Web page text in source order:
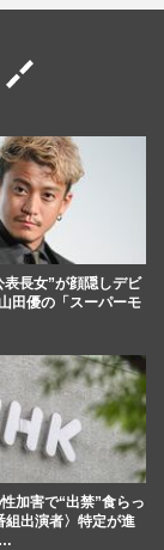
表長女”が顔隠しデビ
田優の「スーパーモ
加害で“出禁”食らっ
組出演者〉特定が進